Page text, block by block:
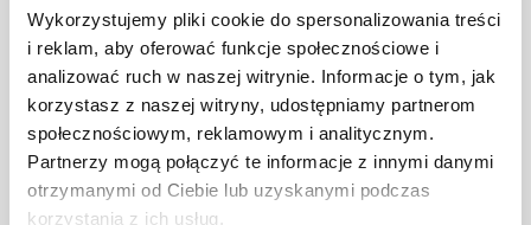
Wykorzystujemy pliki cookie do spersonalizowania treści
i reklam, aby oferować funkcje społecznościowe i
analizować ruch w naszej witrynie. Informacje o tym, jak
korzystasz z naszej witryny, udostępniamy partnerom
społecznościowym, reklamowym i analitycznym.
Partnerzy mogą połączyć te informacje z innymi danymi
otrzymanymi od Ciebie lub uzyskanymi podczas
korzystania z ich usług.